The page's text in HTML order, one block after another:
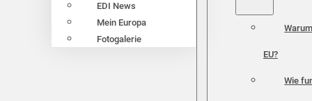
EDI News
Mein Europa
Fotogalerie
EU?
Wie